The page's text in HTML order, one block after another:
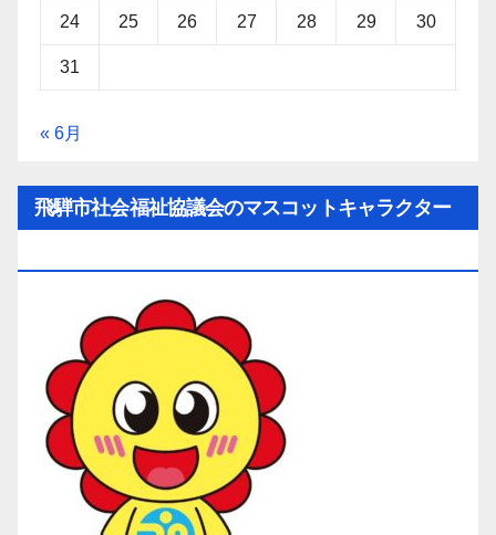
24 25 26 27 28 29 30
31
« 6月
飛騨市社会福祉協議会のマスコットキャラクター